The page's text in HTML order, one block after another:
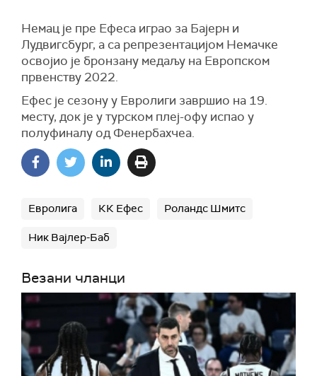
Немац је пре Ефеса играо за Бајерн и
Лудвигсбург, а са репрезентацијом Немачке
освојио је бронзану медаљу на Европском
првенству 2022.
Ефес је сезону у Евролиги завршио на 19.
месту, док је у турском плеј-офу испао у
полуфиналу од Фенербахчеа.
Евролига КК Ефес Роландс Шмитс
Ник Вајлер-Баб
Везани чланци